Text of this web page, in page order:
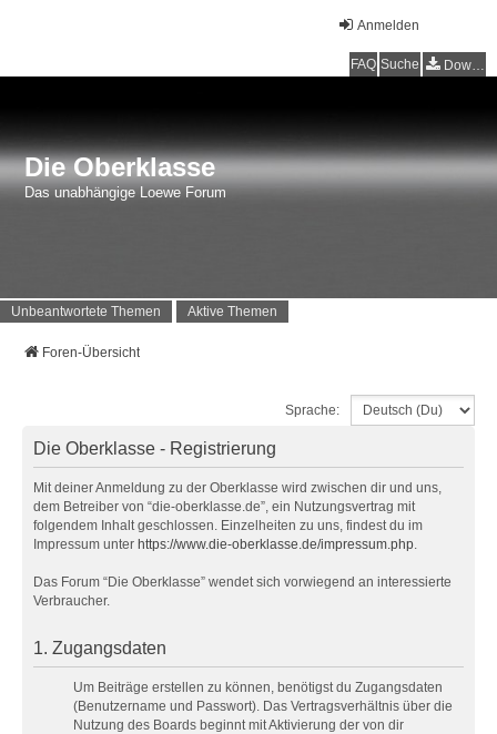
Anmelden
FAQ Suche Downloads
Die Oberklasse
Das unabhängige Loewe Forum
Unbeantwortete Themen Aktive Themen
Foren-Übersicht
Sprache:
Die Oberklasse - Registrierung
Mit deiner Anmeldung zu der Oberklasse wird zwischen dir und uns,
dem Betreiber von “die-oberklasse.de”, ein Nutzungsvertrag mit
folgendem Inhalt geschlossen. Einzelheiten zu uns, findest du im
Impressum unter https://www.die-oberklasse.de/impressum.php.
Das Forum “Die Oberklasse” wendet sich vorwiegend an interessierte
Verbraucher.
1. Zugangsdaten
Um Beiträge erstellen zu können, benötigst du Zugangsdaten
(Benutzername und Passwort). Das Vertragsverhältnis über die
Nutzung des Boards beginnt mit Aktivierung der von dir